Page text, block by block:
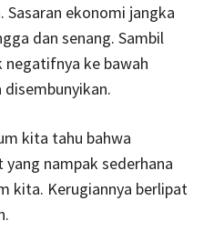
Sasaran ekonomi jangka
dan senang. Sambil
negatifnya ke bawah
kita tahu bahwa
nampak sederhana
kita. Kerugiannya berlipat